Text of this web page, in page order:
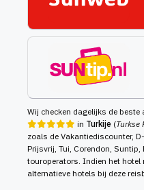
Wij checken dagelijks de
in Turkije (Turkse
zoals de Vakantiediscounter,
Prijsvrij, Tui, Corendon,
touroperators. Indien het hotel
alternatieve hotels bij deze